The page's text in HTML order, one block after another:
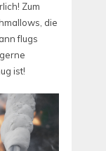
Zum
die
flugs
ist!